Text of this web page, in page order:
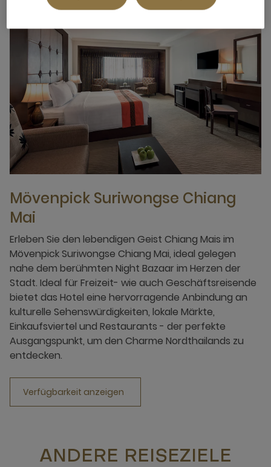
Mövenpick Suriwongse Chiang
Mai
Erleben Sie den lebendigen Geist Chiang Mais im
Mövenpick Suriwongse Chiang Mai, ideal gelegen
nahe dem berühmten Night Bazaar im Herzen der
Stadt. Ideal für Freizeit- wie auch Geschäftsreisende
bietet das Hotel eine hervorragende Anbindung an
kulturelle Sehenswürdigkeiten, lokale Märkte,
Einkaufsviertel und Restaurants - der perfekte
Ausgangspunkt, um den Charme Nordthailands zu
entdecken.
Verfügbarkeit anzeigen
ANDERE REISEZIELE